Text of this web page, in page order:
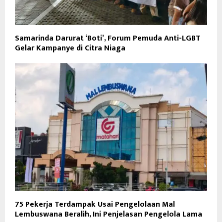
Samarinda Darurat ‘Boti’, Forum Pemuda Anti-LGBT
Gelar Kampanye di Citra Niaga
75 Pekerja Terdampak Usai Pengelolaan Mal
Lembuswana Beralih, Ini Penjelasan Pengelola Lama